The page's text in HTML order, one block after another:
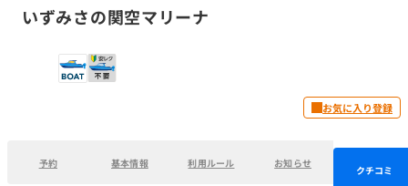
いずみさの関空マリーナ
お気に入り登録
予約 基本情報 利用ルール お知らせ
クチコミ